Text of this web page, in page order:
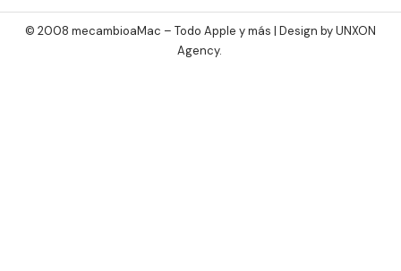
© 2008 mecambioaMac – Todo Apple y más | Design byUNXON
Agency.